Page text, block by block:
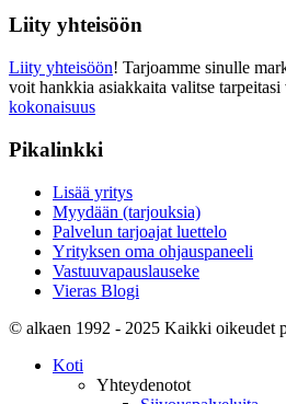
Liity yhteisöön
Liity yhteisöön! Tarjoamme sinulle
voit hankkia asiakkaita valitse tarpeitasi
kokonaisuus
Pikalinkki
Lisää yritys
Myydään (tarjouksia)
Palvelun tarjoajat luettelo
Yrityksen oma ohjauspaneeli
Vastuuvapauslauseke
Vieras Blogi
© alkaen 1992 - 2025 Kaikki oikeudet
Koti
Yhteydenotot